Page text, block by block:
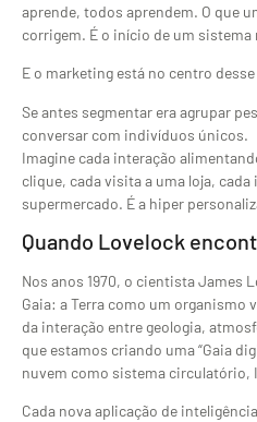
aprende, todos aprendem. O que
corrigem. É o início de um
E o marketing está no centro
Se antes segmentar era agrupar
conversar com indivíduos únicos.
Imagine cada interação
clique, cada visita a uma loja,
supermercado. É a hiper
Quando Lovelock
Nos anos 1970, o cientista James
Gaia: a Terra como um organismo
da interação entre geologia,
que estamos criando uma “Gaia
nuvem como sistema circulatório,
Cada nova aplicação de